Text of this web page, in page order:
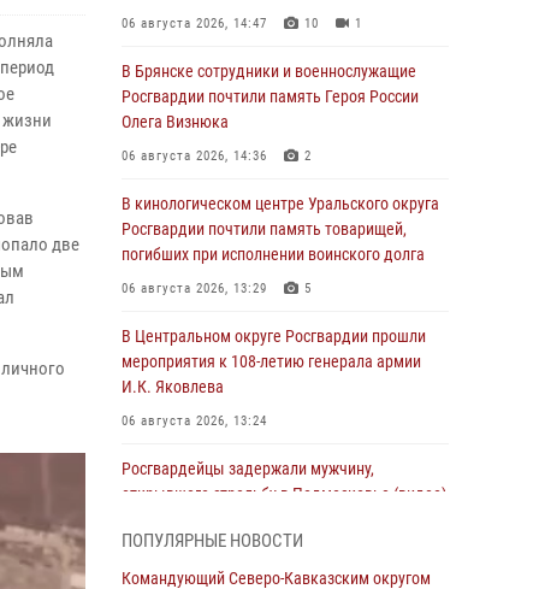
жизни
две
06 августа 2026, 14:47 10 1
В Брянске сотрудники и военнослужащие
Росгвардии почтили память Героя России
Олега Визнюка
06 августа 2026, 14:36 2
В кинологическом центре Уральского округа
Росгвардии почтили память товарищей,
погибших при исполнении воинского долга
06 августа 2026, 13:29 5
В Центральном округе Росгвардии прошли
мероприятия к 108‑летию генерала армии
И.К. Яковлева
06 августа 2026, 13:24
Росгвардейцы задержали мужчину,
открывшего стрельбу в Подмосковье (видео)
Росгвардейцы провели выставку вооружения
ПОПУЛЯРНЫЕ НОВОСТИ
Командующий Северо-Кавказским округом